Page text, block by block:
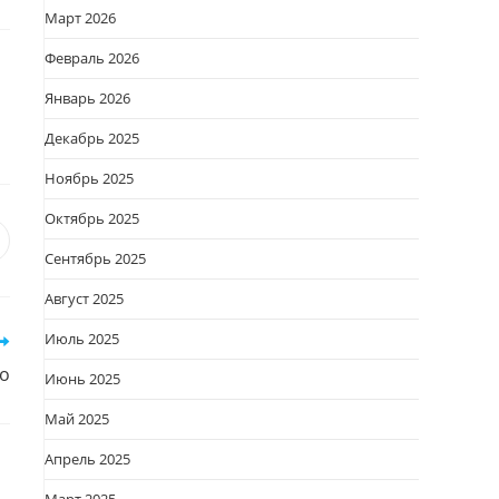
новом
Март 2026
Февраль 2026
Январь 2026
Декабрь 2025
Ноябрь 2025
Октябрь 2025
Сентябрь 2025
Август 2025
Июль 2025
Июнь 2025
Май 2025
Апрель 2025